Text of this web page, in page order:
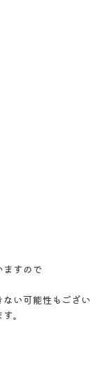
ますので
い可能性もござい
。